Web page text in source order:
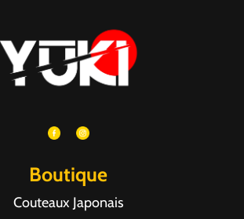
Boutique
Couteaux Japonais